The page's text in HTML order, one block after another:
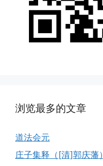
浏览最多的文章
道法会元
庄子集释（[清]郭庆藩）